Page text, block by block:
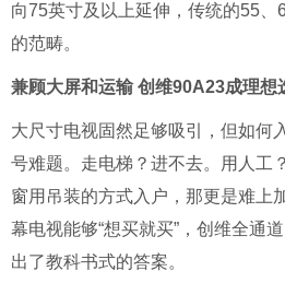
向75英寸及以上延伸，传统的55、
的范畴。
兼顾大屏和运输 创维90A23成理想
大尺寸电视固然足够吸引，但如何
号难题。走电梯？进不去。用人工
窗用吊装的方式入户，那更是难上
幕电视能够“想买就买”，创维全通
出了教科书式的答案。